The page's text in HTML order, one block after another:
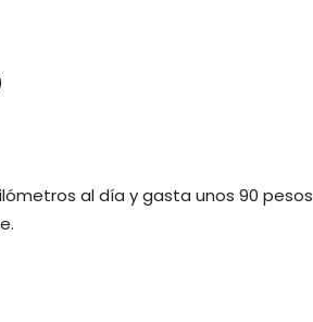
al día y gasta unos 90 pesos